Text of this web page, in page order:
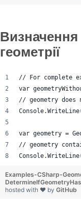
Визначення
геометрії
// For complete
var
// geometry
var geometry =
// geometry
Examples-CSharp-
hosted with ❤ by GitHub